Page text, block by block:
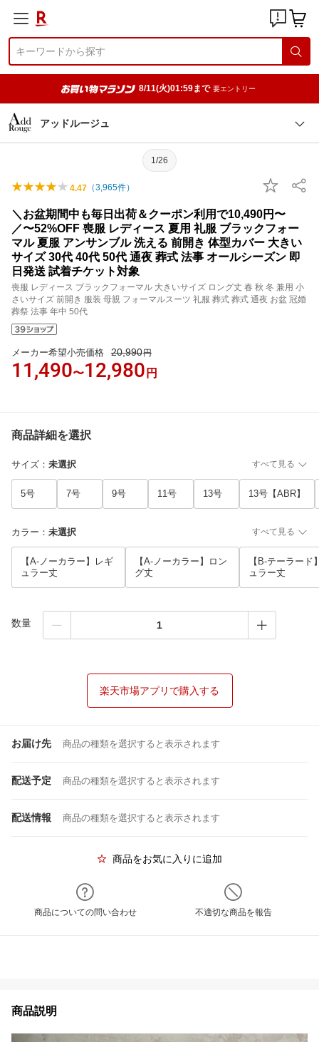
8/11(火)01:59まで 要エントリー
アッドルージュ
1/26
4.47 （3,965件）
＼お盆期間中も毎日出荷＆クーポン利用で10,490円〜
／〜52%OFF 喪服 レディース 夏用 礼服 ブラックフォー
マル 夏服 アンサンブル 洗える 前開き 体型カバー 大きい
サイズ 30代 40代 50代 通夜 葬式 法事 オールシーズン 即
日発送 試着チケット対象
喪服 レディース ブラックフォーマル 大きいサイズ ロング丈 春 秋 冬 兼用 小
さいサイズ 前開き 服装 母親 フォーマルスーツ 礼服 葬式 葬式 通夜 お盆 冠婚
葬祭 法事 年中 50代
メーカー希望小売価格 20,990円
11,490〜12,980 円
商品詳細を選択
サイズ ： 未選択 すべて見る
5号 7号 9号 11号 13号 13号【ABR】
カラー ： 未選択 すべて見る
【A-ノーカラー】レギ
ュラー丈
【A-ノーカラー】ロン
グ丈
【B-テーラード
ュラー丈
数量
楽天市場アプリで購入する
お届け先 商品の種類を選択すると表示されます
配送予定 商品の種類を選択すると表示されます
配送情報 商品の種類を選択すると表示されます
商品をお気に入りに追加
商品についての問い合わせ 不適切な商品を報告
商品説明